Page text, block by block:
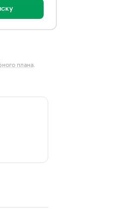
плана.